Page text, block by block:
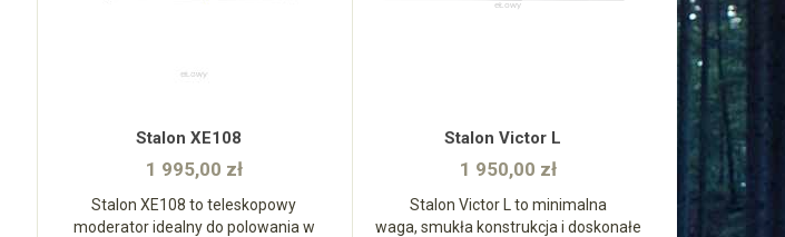
Stalon XE108
1 995,00 zł
Stalon XE108 to teleskopowy
moderator idealny do polowania w
Stalon Victor L
1 950,00 zł
Stalon Victor L to minimalna
waga, smukła konstrukcja i doskonałe